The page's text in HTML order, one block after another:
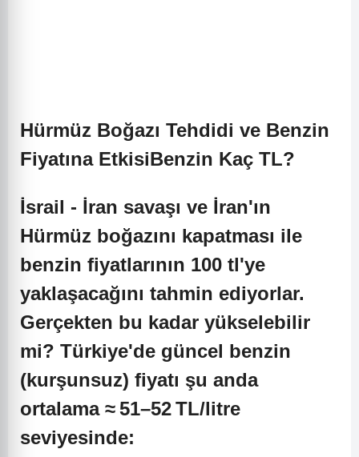
Hürmüz Boğazı Tehdidi ve Benzin
Fiyatına EtkisiBenzin Kaç TL?
İsrail - İran savaşı ve İran'ın
Hürmüz boğazını kapatması ile
benzin fiyatlarının 100 tl'ye
yaklaşacağını tahmin ediyorlar.
Gerçekten bu kadar yükselebilir
mi? Türkiye'de güncel benzin
(kurşunsuz) fiyatı şu anda
ortalama ≈ 51–52 TL/litre
seviyesinde: